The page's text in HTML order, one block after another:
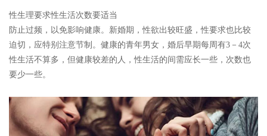
性生理要求性生活次数要适当
防止过频，以免影响健康。新婚期，性欲出较旺盛，性要求也比较
迫切，应特别注意节制。健康的青年男女，婚后早期每周有3－4次
性生活不算多，但健康较差的人，性生活的间需应长一些，次数也
要少一些。